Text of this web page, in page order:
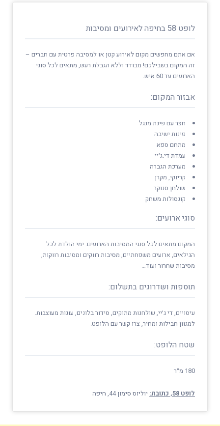
לופט 58 בחיפה לאירועים ומסיבות
אם אתם מחפשים מקום לאירוע קטן או למסיבה פרטית עם חברים –
זה המקום בשבילכם! מבודד וללא הגבלת רעש, מתאים לכל סוגי
הארועים עד 60 איש.
אבזור המקום:
חצר עם פינת מנגל
פינות ישיבה
מתחם ספא
עמדת די.ג׳יי
מערכת הגברה
קריוקי, מקרן
שולחן סנוקר
קונסולות משחק
סוגי ארועים:
המקום מתאים לכל סוגי המסיבות הארועים: ימי הולדת לכל
הגילאים, ארועים משפחתיים, מסיבות רווקים ומסיבות רווקות,
מסיבות שחרור ועוד…
תוספות ושדרוגים בתשלום:
עיסויים, די ג׳יי, שולחנות מתוקים, סידור בלונים, עוגות מעוצבות.
למגוון חבילות ומחיר, צרו קשר עם הלופט.
שטח הלופט:
180 מ״ר
לופט 58, כתובת: יוליוס סימון 44, חיפה